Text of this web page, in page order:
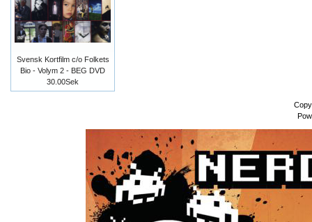
Svensk Kortfilm c/o Folkets
Bio - Volym 2 - BEG DVD
30.00Sek